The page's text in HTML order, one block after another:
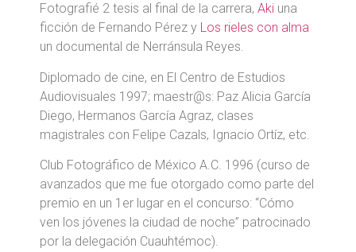
Fotografié 2 tesis al final de la carrera, Aki una
ficción de Fernando Pérez y Los rieles con alma
un documental de Nerránsula Reyes.
Diplomado de cine, en El Centro de Estudios
Audiovisuales 1997; maestr@s: Paz Alicia García
Diego, Hermanos García Agraz, clases
magistrales con Felipe Cazals, Ignacio Ortíz, etc.
Club Fotográfico de México A.C. 1996 (curso de
avanzados que me fue otorgado como parte del
premio en un 1er lugar en el concurso: “Cómo
ven los jóvenes la ciudad de noche” patrocinado
por la delegación Cuauhtémoc).